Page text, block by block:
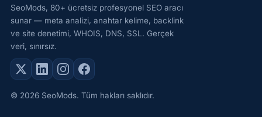
SeoMods, 80+ ücretsiz profesyonel SEO aracı
sunar — meta analizi, anahtar kelime, backlink
ve site denetimi, WHOIS, DNS, SSL. Gerçek
veri, sınırsız.
© 2026 SeoMods. Tüm hakları saklıdır.